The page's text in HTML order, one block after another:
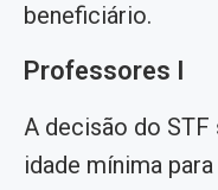
beneficiário.
Professores I
A decisão do
idade mínima